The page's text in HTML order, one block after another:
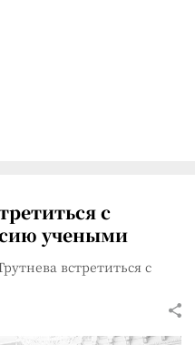
с
учеными
встретиться с